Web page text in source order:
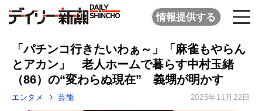
情報提供する
「パチンコ行きたいわぁ～」「麻雀もやらん
とアカン」 老人ホームで暮らす中村玉緒
（86）の“変わらぬ現在” 義甥が明かす
エンタメ 芸能 2025年11月22日